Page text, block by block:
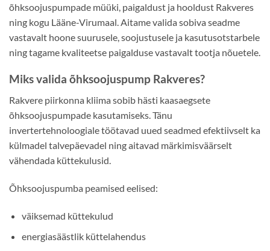
õhksoojuspumpade müüki, paigaldust ja hooldust Rakveres
ning kogu Lääne-Virumaal. Aitame valida sobiva seadme
vastavalt hoone suurusele, soojustusele ja kasutusotstarbele
ning tagame kvaliteetse paigalduse vastavalt tootja nõuetele.
Miks valida õhksoojuspump Rakveres?
Rakvere piirkonna kliima sobib hästi kaasaegsete
õhksoojuspumpade kasutamiseks. Tänu
invertertehnoloogiale töötavad uued seadmed efektiivselt ka
külmadel talvepäevadel ning aitavad märkimisväärselt
vähendada küttekulusid.
Õhksoojuspumba peamised eelised:
väiksemad küttekulud
energiasäästlik küttelahendus